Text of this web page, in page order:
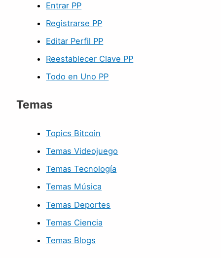
Entrar PP
Registrarse PP
Editar Perfil PP
Reestablecer Clave PP
Todo en Uno PP
Temas
Topics Bitcoin
Temas Videojuego
Temas Tecnología
Temas Música
Temas Deportes
Temas Ciencia
Temas Blogs